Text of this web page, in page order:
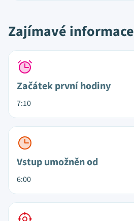
Zajímavé informace
Začátek první hodiny
7:10
Vstup umožněn od
6:00